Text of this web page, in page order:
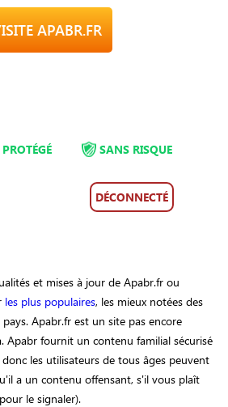
APABR.FR
SANS RISQUE
DÉCONNECTÉ
et mises à jour de Apabr.fr ou
les plus populaires, les mieux notées des
Apabr.fr est un site pas encore
Apabr fournit un contenu familial sécurisé
les utilisateurs de tous âges peuvent
a un contenu offensant, s'il vous plaît
le signaler).